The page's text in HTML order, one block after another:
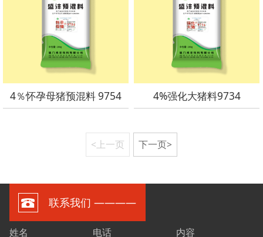
4％怀孕母猪预混料 9754 4%强化大猪料9734
<上一页 下一页>
联系我们 ————
姓名 电话 内容